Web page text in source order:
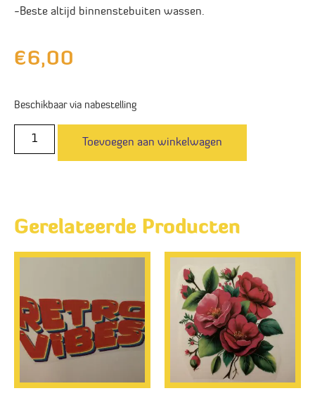
-Beste altijd binnenstebuiten wassen.
€6,00
Beschikbaar via nabestelling
Toevoegen aan winkelwagen
Gerelateerde Producten